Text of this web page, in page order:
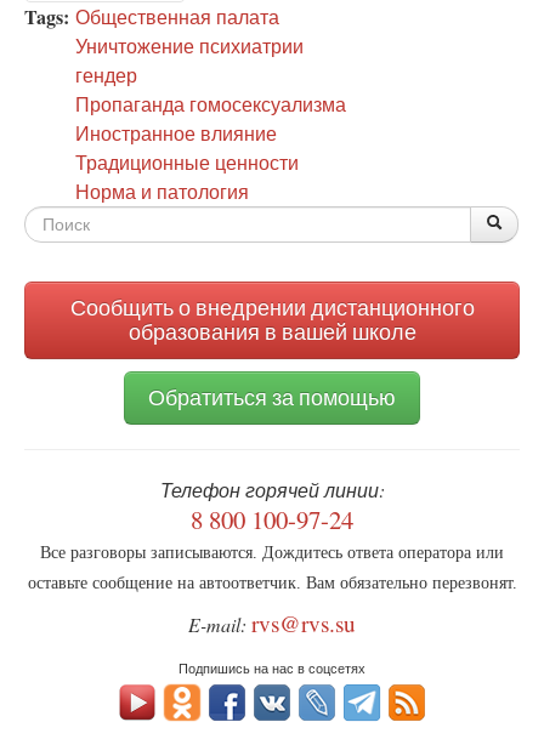
Tags: Общественная палата
Уничтожение психиатрии
гендер
Пропаганда гомосексуализма
Иностранное влияние
Традиционные ценности
Норма и патология
Форма
Сообщить о внедрении дистанционного
образования в вашей школе
Обратиться за помощью
Телефон горячей линии:
8 800 100-97-24
Все разговоры записываются. Дождитесь ответа оператора или
оставьте сообщение на автоответчик. Вам обязательно перезвонят.
E-mail: rvs@rvs.su
Подпишись на нас в соцсетях